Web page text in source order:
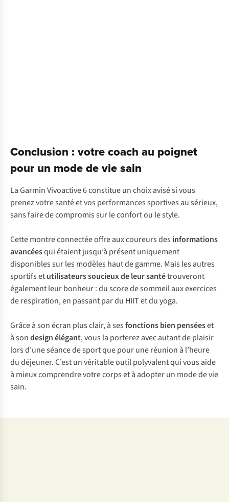
Conclusion : votre coach au poignet
pour un mode de vie sain
La Garmin Vivoactive 6 constitue un choix avisé si vous
prenez votre santé et vos performances sportives au sérieux,
sans faire de compromis sur le confort ou le style.
Cette montre connectée offre aux coureurs des informations
avancéesqui étaient jusqu’à présent uniquement
disponibles sur les modèles haut de gamme. Mais les autres
sportifs etutilisateurs soucieux de leur santétrouveront
également leur bonheur : du score de sommeil aux exercices
de respiration, en passant par du HIIT et du yoga.
Grâce à son écran plus clair, à sesfonctions bien penséeset
à sondesign élégant, vous la porterez avec autant de plaisir
lors d’une séance de sport que pour une réunion à l’heure
du déjeuner. C’est un véritable outil polyvalent qui vous aide
à mieux comprendre votre corps et à adopter un mode de vie
sain.